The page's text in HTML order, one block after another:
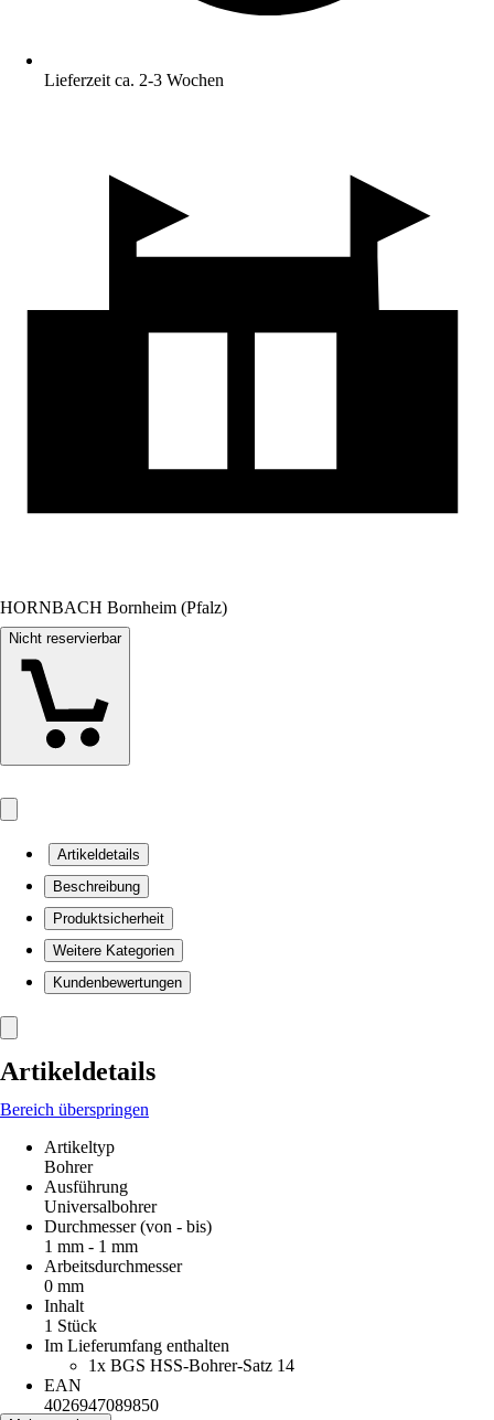
Lieferzeit ca. 2-3 Wochen
HORNBACH Bornheim (Pfalz)
Nicht reservierbar
Artikeldetails
Beschreibung
Produktsicherheit
Weitere Kategorien
Kundenbewertungen
Artikeldetails
Bereich überspringen
Artikeltyp
Bohrer
Ausführung
Universalbohrer
Durchmesser (von - bis)
1 mm - 1 mm
Arbeitsdurchmesser
0 mm
Inhalt
1 Stück
Im Lieferumfang enthalten
1x BGS HSS-Bohrer-Satz 14
EAN
4026947089850